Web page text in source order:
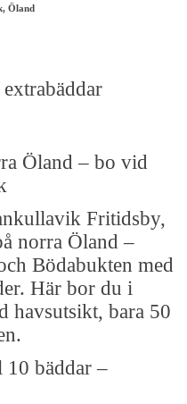
Öland
Öland – bo vid
Fritidsby,
norra Öland –
Bödabukten med
Här bor du i
havsutsikt, bara 50
bäddar –